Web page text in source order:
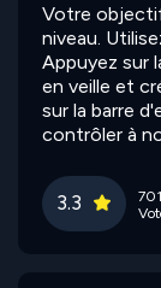
Votre
niveau.
Appuyez sur
en veille et
sur la barre
contrôler à
3.3
701